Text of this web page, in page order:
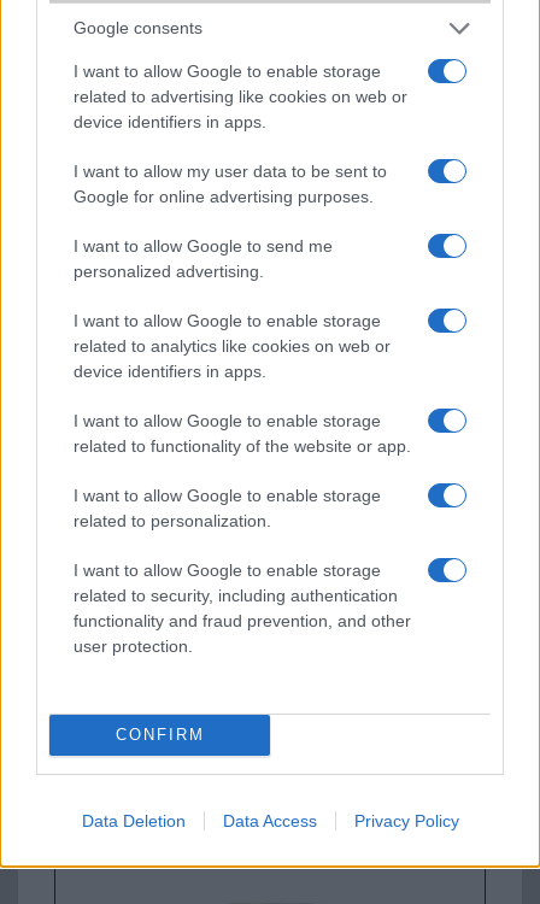
Google consents
I want to allow Google to enable storage
related to advertising like cookies on web or
device identifiers in apps.
I want to allow my user data to be sent to
Google for online advertising purposes.
I want to allow Google to send me
personalized advertising.
I want to allow Google to enable storage
related to analytics like cookies on web or
device identifiers in apps.
I want to allow Google to enable storage
related to functionality of the website or app.
I want to allow Google to enable storage
related to personalization.
I want to allow Google to enable storage
related to security, including authentication
functionality and fraud prevention, and other
user protection.
CONFIRM
Data Deletion Data Access Privacy Policy
Apple iPhone 15 Pro
Nyugati GSM
Apple iPhone 15 Pro
Nyugati GSM